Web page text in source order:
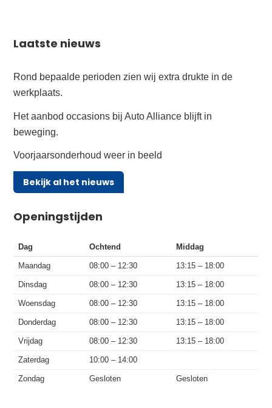
Laatste nieuws
Rond bepaalde perioden zien wij extra drukte in de
werkplaats.
Het aanbod occasions bij Auto Alliance blijft in
beweging.
Voorjaarsonderhoud weer in beeld
Bekijk al het nieuws
Openingstijden
Dag Ochtend Middag
Maandag 08:00 – 12:30 13:15 – 18:00
Dinsdag 08:00 – 12:30 13:15 – 18:00
Woensdag 08:00 – 12:30 13:15 – 18:00
Donderdag 08:00 – 12:30 13:15 – 18:00
Vrijdag 08:00 – 12:30 13:15 – 18:00
Zaterdag 10:00 – 14:00
Zondag Gesloten Gesloten